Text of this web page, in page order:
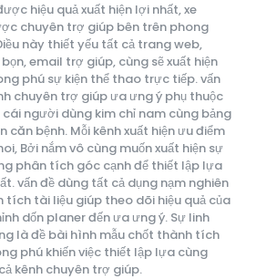
hiệu quả xuất hiện lợi nhất, xe
chuyên trợ giúp bên trên phong
này thiết yếu tất cả trang web,
email trợ giúp, cùng sẽ xuất hiện
phú sự kiện thể thao trực tiếp. vấn
chuyên trợ giúp ưa ưng ý phụ thuộc
người dùng kim chỉ nam cùng bảng
căn bệnh. Mỗi kênh xuất hiện ưu điểm
Bởi nắm vô cùng muốn xuất hiện sự
phân tích góc cạnh để thiết lập lựa
vấn đề dùng tất cả dụng nạm nghiên
tích tài liệu giúp theo dõi hiệu quả của
dốn planer đến ưa ưng ý. Sự linh
là đề bài hình mẫu chốt thành tích
phú khiến việc thiết lập lựa cùng
kênh chuyên trợ giúp.